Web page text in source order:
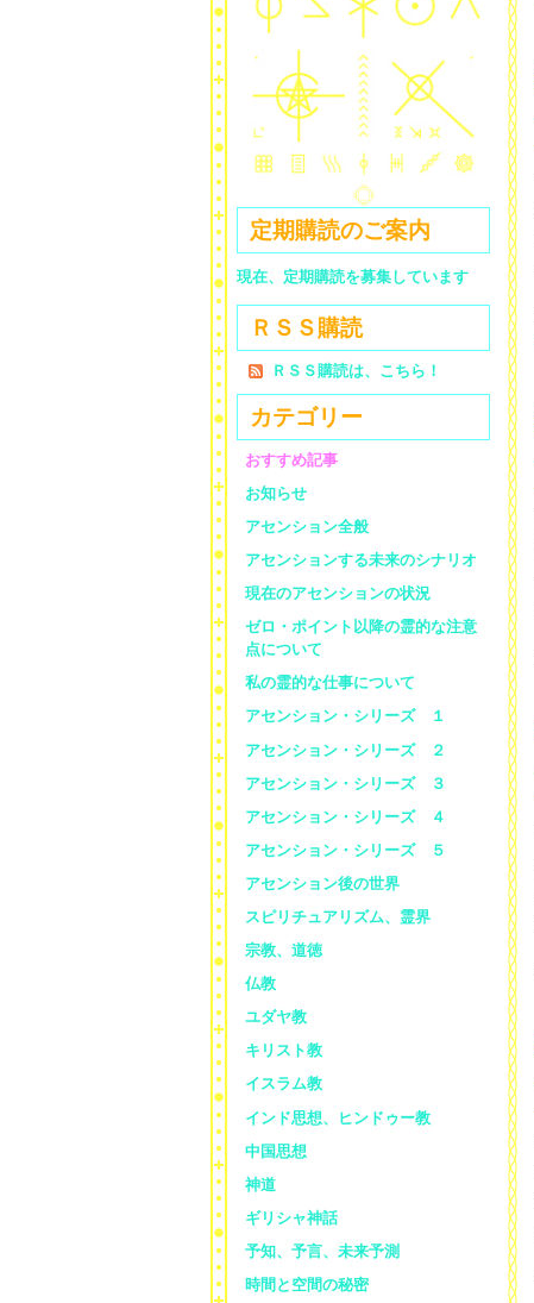
定期購読のご案内
現在、定期購読を募集しています
ＲＳＳ購読
ＲＳＳ購読は、こちら！
カテゴリー
おすすめ記事
お知らせ
アセンション全般
アセンションする未来のシナリオ
現在のアセンションの状況
ゼロ・ポイント以降の霊的な注意
点について
私の霊的な仕事について
アセンション・シリーズ １
アセンション・シリーズ ２
アセンション・シリーズ ３
アセンション・シリーズ ４
アセンション・シリーズ ５
アセンション後の世界
スピリチュアリズム、霊界
宗教、道徳
仏教
ユダヤ教
キリスト教
イスラム教
インド思想、ヒンドゥー教
中国思想
神道
ギリシャ神話
予知、予言、未来予測
時間と空間の秘密